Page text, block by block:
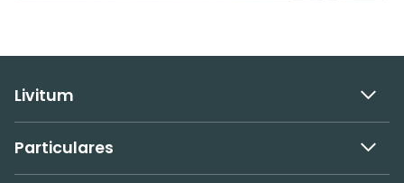
Livitum
Particulares